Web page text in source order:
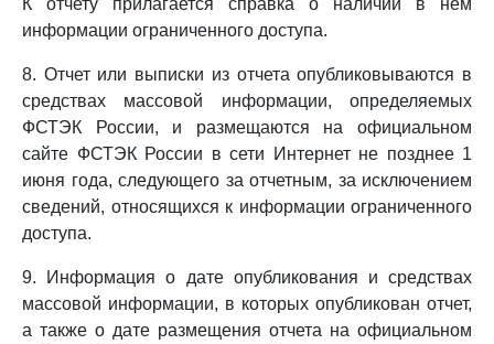
К отчету прилагается справка о наличии в нем
информации ограниченного доступа.
8. Отчет или выписки из отчета опубликовываются в
средствах массовой информации, определяемых
ФСТЭК России, и размещаются на официальном
сайте ФСТЭК России в сети Интернет не позднее 1
июня года, следующего за отчетным, за исключением
сведений, относящихся к информации ограниченного
доступа.
9. Информация о дате опубликования и средствах
массовой информации, в которых опубликован отчет,
а также о дате размещения отчета на официальном